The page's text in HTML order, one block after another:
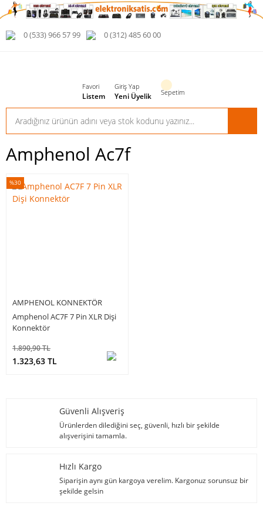
0 (533) 966 57 99 0 (312) 485 60 00
Favori
Listem
Giriş Yap
Yeni Üyelik Sepetim
Amphenol Ac7f
AMPHENOL KONNEKTÖR
Amphenol AC7F 7 Pin XLR Dişi
Konnektör
%30
1.890,90 TL
1.323,63 TL
Güvenli Alışveriş
Ürünlerden dilediğini seç, güvenli, hızlı bir şekilde
alışverişini tamamla.
Hızlı Kargo
Siparişin aynı gün kargoya verelim. Kargonuz sorunsuz bir
şekilde gelsin